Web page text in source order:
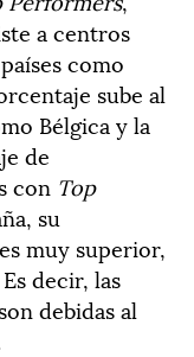
a centros
como
sube al
Bélgica y la
de
con Top
su
muy superior,
decir, las
debidas al